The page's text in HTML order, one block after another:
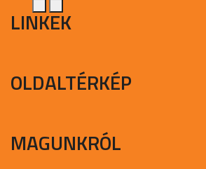
LINKEK
OLDALTÉRKÉP
MAGUNKRÓL